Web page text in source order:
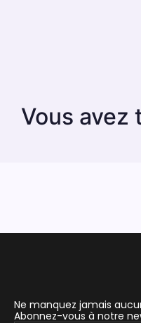
Vous avez
Ne manquez jamais
Abonnez-vous à notre